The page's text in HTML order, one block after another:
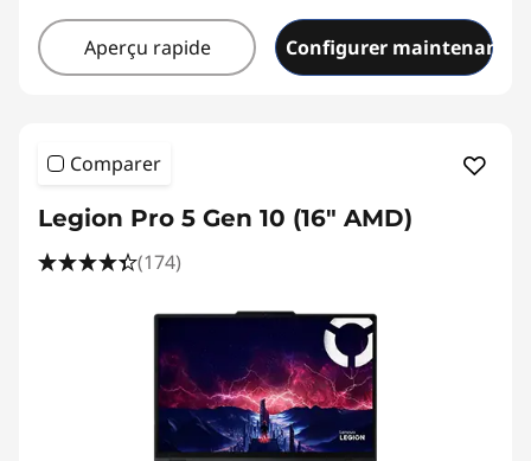
Aperçu rapide Configurer maintenant
Comparer
Legion Pro 5 Gen 10 (16" AMD)
(174)